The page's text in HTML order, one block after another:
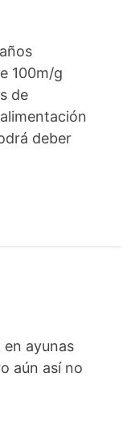
100m/g
de
deber
en ayunas
aún así no